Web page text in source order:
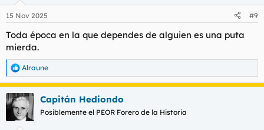
15 Nov 2025 #9
Toda época en la que dependes de alguien es una puta
mierda.
R
e
a
c
c
Alraune
Capitán Hediondo
Posiblemente el PEOR Forero de la Historia